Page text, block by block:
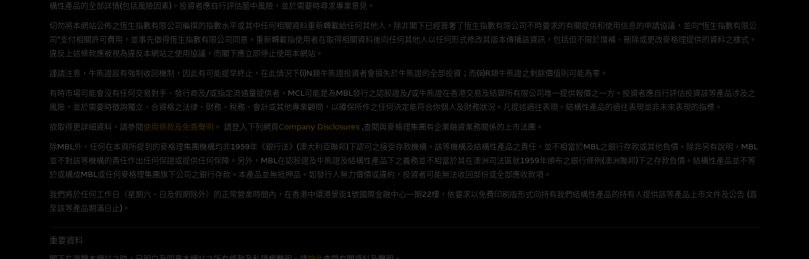
在法律容許的所有範圍內，麥格理集團概不承擔經由本網站使用或下載任何軟件(不論是否屬於第三者)而引起的責任。麥格理集團並且對此等軟件
不作任何聲明，也不提供任何保證，特別是在法律容許的所有範圍內，概不負責經由本網站使用或下載任何軟件(不論是否屬於第三者)而出現電腦
病毒或任何其他後果所導致的任何損失(包括但不限於數據遺失、業務運作受干擾及盈利虧損)。
基本上市文件及補充上市文件
就有關MBL每次發行之認股證及/或牛熊證而言，認股證及/或牛熊證之條款及條件以及發行商的財務與其他資料已載列於基本上市文件及相關之
補充上市文件內。該等文件之英文版及中譯版見於本網站。
版權及商標
麥格理集團為本網站內容的版權持有人或獲准使用者。除非瀏覽內容所需或為法律容許，閣下在獲得麥格理集團的書面同意前，不可複製、改
構性產品的全部詳情(包括風險因素)。投資者應自行評估箇中風險，並於需要時尋求專業意見。
切勿將本網站公佈之恆生指數有限公司編撰的指數水平或其中任何相關資料重新轉載給任何其他人，除非閣下已經簽署了恆生指數有限公司不時要求的有關提供和使用信息的申請協議，並向“恆生指數有限公
司”支付相關許可費用，並事先徵得恆生指數有限公司同意。重新轉載指使用者在取得相關資料後向任何其他人以任何形式修改其版本傳播該資訊，包括但不限於增補、刪除或更改麥格理提供的資料之樣式。
違反上述條款應被視為違反本網站之使用協議，而閣下應立即停止使用本網站。
謹請注意，牛熊證設有強制收回機制，因此有可能提早終止，在此情況下(i)N類牛熊證投資者會損失於牛熊證的全部投資；而(ii)R類牛熊證之剩餘價值則可能為零。
有時市場可能會沒有任何交易對手、發行商及/或指定流通量提供者，MCL可能是為MBL發行之認股證及/或牛熊證在香港交易及結算所有限公司唯一提供報價之一方。投資者應自行評估投資該等產品涉及之
風險，並於需要時徵詢獨立、合資格之法律、財務、稅務、會計或其他專業顧問，以確保所作之任何決定能符合你個人及財務狀況。凡提述過往表現，結構性產品的過往表現並非未來表現的指標。
欲取得更詳細資料，請參閱使用條款及免責聲明 。 請登入下列網頁Company Disclosures ,查閱與麥格理集團有企業融資業務關係的上市法團。
除MBL外，任何在本頁所提到的麥格理集團機構均非1959年《銀行法》(澳大利亞聯邦)下認可之接受存款機構。該等機構及結構性產品之責任，並不相當於MBL之銀行存款或其他負債。除非另有說明，MBL
並不對該等機構的責任作出任何保證或提供任何保障。另外，MBL在認股證及牛熊證及結構性產品下之義務並不相當於其在澳洲司法區就1959年頒布之銀行條例(澳洲聯邦)下之存款負債。結構性產品並不等
於或構成MBL或任何麥格理集團旗下公司之銀行存款。本產品並無抵押品。如發行人無力償債或違約，投資者可能無法收回部份或全部應收款項。
我們將於任何工作日（星期六、日及假期除外）的正常營業時間內，在香港中環港景街1號國際金融中心一期22樓，依要求以免費印刷版形式向持有我們結構性產品的持有人提供該等產品上市文件及公告 (直
至該等產品期滿日止)。
重要資料